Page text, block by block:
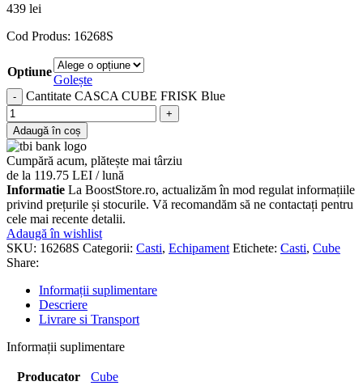
439 lei
Cod Produs: 16268S
Optiune
Golește
Cantitate CASCA CUBE FRISK Blue
Adaugă în coș
Cumpără acum, plătește mai târziu
de la 119.75 LEI / lună
Informatie La BoostStore.ro, actualizăm în mod regulat informațiile
privind prețurile și stocurile. Vă recomandăm să ne contactați pentru
cele mai recente detalii.
Adaugă în wishlist
SKU: 16268S Categorii: Casti, Echipament Etichete: Casti, Cube
Share:
Informații suplimentare
Descriere
Livrare si Transport
Informații suplimentare
Producator Cube